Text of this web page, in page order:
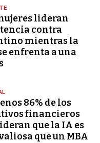
lideran
contra
mientras la
enfrenta a una
86% de los
financieros
que la IA es
que un MBA